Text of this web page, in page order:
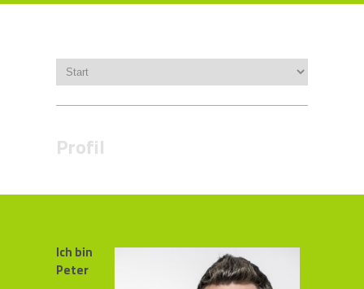
Profil
Ich bin
Peter